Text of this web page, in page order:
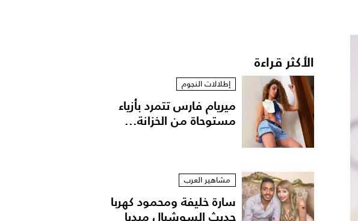
الأكثر قراءة
إطلالات النجوم
ميريام فارس تتمرد بأزياء
مستوحاة من الخزانة...
مشاهير العرب
سارة خليفة ومحمود كهربا
حديث السوشيال ميديا